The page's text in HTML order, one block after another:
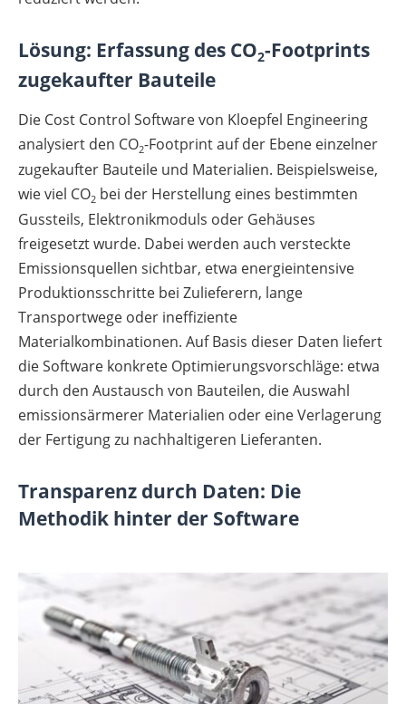
Lösung: Erfassung des CO2-Footprints
zugekaufter Bauteile
Die Cost Control Software von Kloepfel Engineering
analysiert den CO2-Footprint auf der Ebene einzelner
zugekaufter Bauteile und Materialien. Beispielsweise,
wie viel CO2 bei der Herstellung eines bestimmten
Gussteils, Elektronikmoduls oder Gehäuses
freigesetzt wurde. Dabei werden auch versteckte
Emissionsquellen sichtbar, etwa energieintensive
Produktionsschritte bei Zulieferern, lange
Transportwege oder ineffiziente
Materialkombinationen. Auf Basis dieser Daten liefert
die Software konkrete Optimierungsvorschläge: etwa
durch den Austausch von Bauteilen, die Auswahl
emissionsärmerer Materialien oder eine Verlagerung
der Fertigung zu nachhaltigeren Lieferanten.
Transparenz durch Daten: Die
Methodik hinter der Software